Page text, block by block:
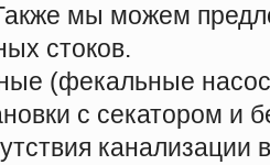
мы можем
стоков.
(фекальные
с секатором и